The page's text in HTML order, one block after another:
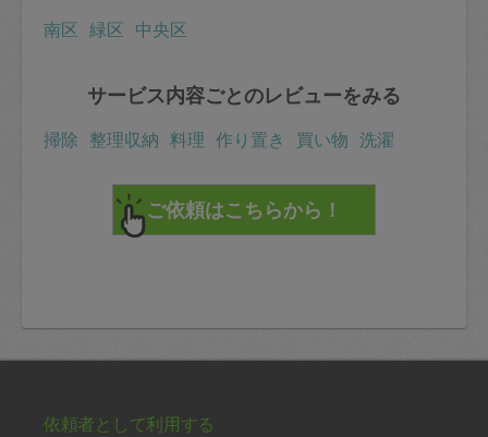
南区 緑区 中央区
サービス内容ごとのレビューをみる
掃除 整理収納 料理 作り置き 買い物 洗濯
依頼者として利用する